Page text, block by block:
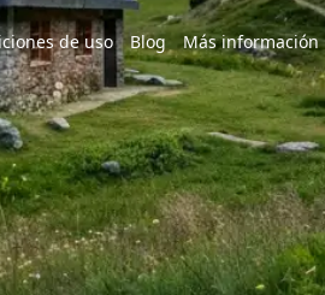
de uso Blog Más información